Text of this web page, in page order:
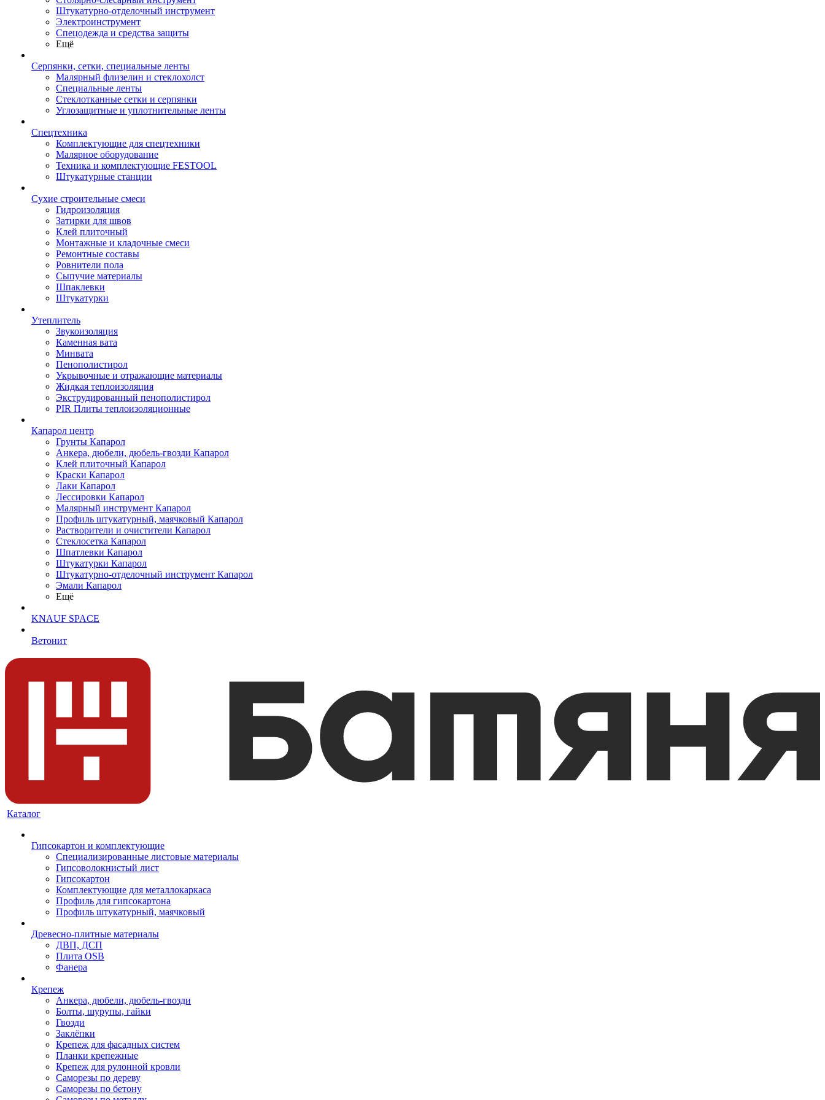
Штукатурно-отделочный инструмент
Электроинструмент
Спецодежда и средства защиты
Ещё
Серпянки, сетки, специальные ленты
Малярный флизелин и стеклохолст
Специальные ленты
Стеклотканные сетки и серпянки
Углозащитные и уплотнительные ленты
Спецтехника
Комплектующие для спецтехники
Малярное оборудование
Техника и комплектующие FESTOOL
Штукатурные станции
Сухие строительные смеси
Гидроизоляция
Затирки для швов
Клей плиточный
Монтажные и кладочные смеси
Ремонтные составы
Ровнители пола
Сыпучие материалы
Шпаклевки
Штукатурки
Утеплитель
Звукоизоляция
Каменная вата
Минвата
Пенополистирол
Укрывочные и отражающие материалы
Жидкая теплоизоляция
Экструдированный пенополистирол
PIR Плиты теплоизоляционные
Капарол центр
Грунты Капарол
Анкера, дюбели, дюбель-гвозди Капарол
Клей плиточный Капарол
Краски Капарол
Лаки Капарол
Лессировки Капарол
Малярный инструмент Капарол
Профиль штукатурный, маячковый Капарол
Растворители и очистители Капарол
Cтеклосетка Капарол
Шпатлевки Капарол
Штукатурки Капарол
Штукатурно-отделочный инструмент Капарол
Эмали Капарол
Ещё
KNAUF SPACE
Ветонит
Каталог
Гипсокартон и комплектующие
Специализированные листовые материалы
Гипсоволокнистый лист
Гипсокартон
Комплектующие для металлокаркаса
Профиль для гипсокартона
Профиль штукатурный, маячковый
Древесно-плитные материалы
ДВП, ДСП
Плита OSB
Фанера
Крепеж
Анкера, дюбели, дюбель-гвозди
Болты, шурупы, гайки
Гвозди
Заклёпки
Крепеж для фасадных систем
Планки крепежные
Крепеж для рулонной кровли
Саморезы по дереву
Саморезы по бетону